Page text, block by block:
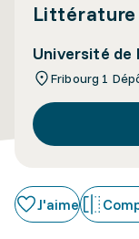
Littérature
Université de
Fribourg 1
J'aime